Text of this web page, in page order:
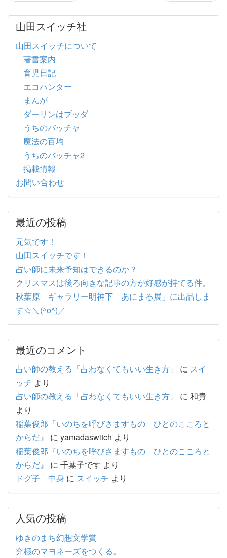
山田スイッチ社
山田スイッチについて
著書案内
育児日記
エコハンター
まんが
ダーリンはブッダ
うちのバッチャ
魔法の百均
うちのバッチャ2
掲載情報
お問い合わせ
最近の投稿
元気です！
山田スイッチです！
占い師に未来予知はできるのか？
クリスマスは後ろ向きな記事の方が好感が持てる件。
秋葉原 ギャラリー明神下「あにまる展」に出品しま
す☆＼(^o^)／
最近のコメント
占い師の教える「占わなくてもいい生き方」 に スイ
ッチ より
占い師の教える「占わなくてもいい生き方」
に 和貴
より
稲葉俊郎『いのちを呼びさますもの ひとのこころと
からだ』
に yamadaswitch より
稲葉俊郎『いのちを呼びさますもの ひとのこころと
からだ』
に 千葉子です より
ドグ子 中身 に スイッチ より
人気の投稿
ゆきのまち幻想文学賞
究極のマヨネーズをつくる。